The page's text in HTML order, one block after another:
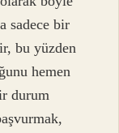
sadece bir
bu yüzden
hemen
durum